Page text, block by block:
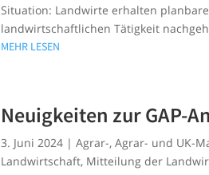
Situation: Landwirte erhalten
landwirtschaftlichen Tätigkeit
MEHR LESEN
Neuigkeiten zur GAP-
3. Juni 2024 |Agrar-,Agrar- und UK-
Landwirtschaft, Mitteilung der